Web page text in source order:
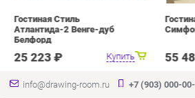
КАТАЛОГ
Комоды
ИНФОРМАЦИЯ
О проекте
Дизайн